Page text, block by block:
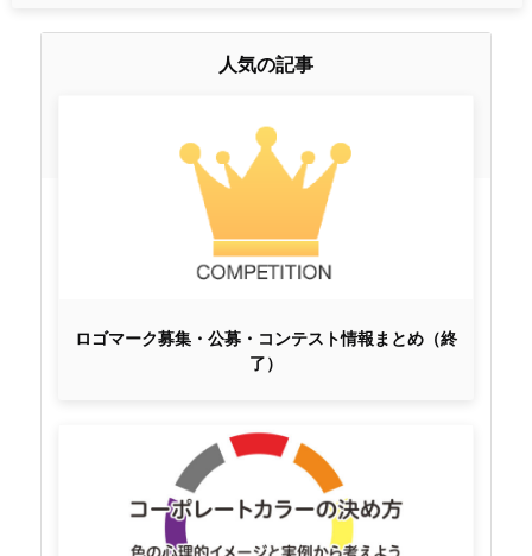
人気の記事
ロゴマーク募集・公募・コンテスト情報まとめ（終
了）